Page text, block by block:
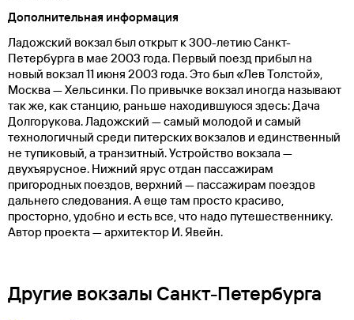
Дополнительная информация
Ладожский вокзал был открыт к 300-летию Санкт-
Петербурга в мае 2003 года. Первый поезд прибыл на
новый вокзал 11 июня 2003 года. Это был «Лев Толстой»,
Москва — Хельсинки. По привычке вокзал иногда называют
так же, как станцию, раньше находившуюся здесь: Дача
Долгорукова. Ладожский — самый молодой и самый
технологичный среди питерских вокзалов и единственный
не тупиковый, а транзитный. Устройство вокзала —
двухъярусное. Нижний ярус отдан пассажирам
пригородных поездов, верхний — пассажирам поездов
дальнего следования. А еще там просто красиво,
просторно, удобно и есть все, что надо путешественнику.
Автор проекта — архитектор И. Явейн.
Другие вокзалы Санкт-Петербурга